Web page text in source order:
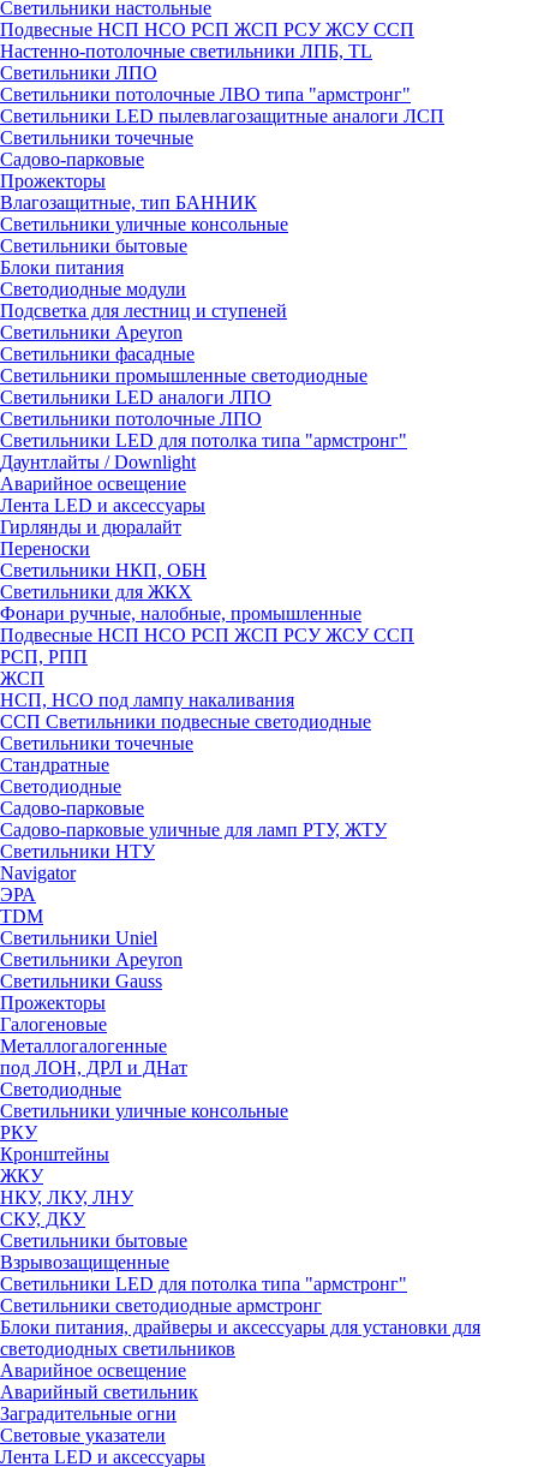
Светильники настольные
Подвесные НСП НСО РСП ЖСП РСУ ЖСУ ССП
Настенно-потолочные светильники ЛПБ, TL
Светильники ЛПО
Светильники потолочные ЛВО типа "армстронг"
Светильники LED пылевлагозащитные аналоги ЛСП
Светильники точечные
Садово-парковые
Прожекторы
Влагозащитные, тип БАННИК
Светильники уличные консольные
Светильники бытовые
Блоки питания
Светодиодные модули
Подсветка для лестниц и ступеней
Светильники Apeyron
Светильники фасадные
Светильники промышленные светодиодные
Светильники LED аналоги ЛПО
Светильники потолочные ЛПО
Светильники LED для потолка типа "армстронг"
Даунтлайты / Downlight
Аварийное освещение
Лента LED и аксессуары
Гирлянды и дюралайт
Переноски
Светильники НКП, ОБН
Светильники для ЖКХ
Фонари ручные, налобные, промышленные
Подвесные НСП НСО РСП ЖСП РСУ ЖСУ ССП
РСП, РПП
ЖСП
НСП, НСО под лампу накаливания
ССП Светильники подвесные светодиодные
Светильники точечные
Стандратные
Светодиодные
Садово-парковые
Садово-парковые уличные для ламп РТУ, ЖТУ
Светильники НТУ
Navigator
ЭРА
TDM
Светильники Uniel
Светильники Apeyron
Светильники Gauss
Прожекторы
Галогеновые
Металлогалогенные
под ЛОН, ДРЛ и ДНат
Светодиодные
Светильники уличные консольные
РКУ
Кронштейны
ЖКУ
НКУ, ЛКУ, ЛНУ
СКУ, ДКУ
Светильники бытовые
Взрывозащищенные
Светильники LED для потолка типа "армстронг"
Светильники светодиодные армстронг
Блоки питания, драйверы и аксессуары для установки для
светодиодных светильников
Аварийное освещение
Аварийный светильник
Заградительные огни
Световые указатели
Лента LED и аксессуары